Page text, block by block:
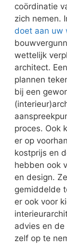
coördinatie
zich nemen.
doet aan uw
wettelijk
architect.
plannen
bij een
proces. Ook
er op
kostprijs en
hebben ook
en design.
gemiddelde
er ook voor
advies en
zelf op te